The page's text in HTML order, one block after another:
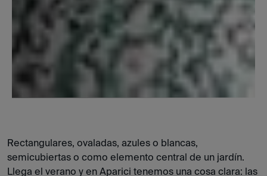
Rectangulares, ovaladas, azules o blancas,
semicubiertas o como elemento central de un jardín.
Llega el verano y en Aparici tenemos una cosa clara: las